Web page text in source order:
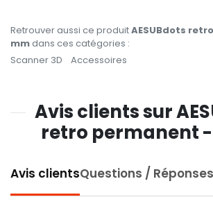
Retrouver aussi ce produitAESUBdots
mmdans ces catégories :
Scanner 3D
Accessoires
Avis clients sur
retro permanent
Avis clientsQuestions /